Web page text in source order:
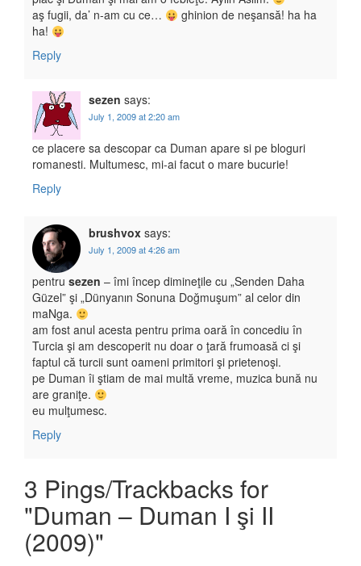
aş fugii, da’ n-am cu ce…
ghinion de neşansă! ha ha
ha!
Reply
sezen says:
July 1, 2009 at 2:20 am
ce placere sa descopar ca Duman apare si pe bloguri
romanesti. Multumesc, mi-ai facut o mare bucurie!
Reply
brushvox says:
July 1, 2009 at 4:26 am
pentru sezen – îmi încep dimineţile cu „Senden Daha
Güzel” şi „Dünyanın Sonuna Doğmuşum” al celor din
maNga.
am fost anul acesta pentru prima oară în concediu în
Turcia şi am descoperit nu doar o ţară frumoasă ci şi
faptul că turcii sunt oameni primitori şi prietenoşi.
pe Duman îi ştiam de mai multă vreme, muzica bună nu
are graniţe.
eu mulţumesc.
Reply
3 Pings/Trackbacks for
"Duman – Duman I şi II
(2009)"